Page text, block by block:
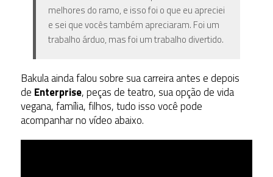
melhores do ramo, e isso foi o que eu apreciei
e sei que vocês também apreciaram. Foi um
trabalho árduo, mas foi um trabalho divertido.
Bakula ainda falou sobre sua carreira antes e depois
de Enterprise, peças de teatro, sua opção de vida
vegana, família, filhos, tudo isso você pode
acompanhar no vídeo abaixo.